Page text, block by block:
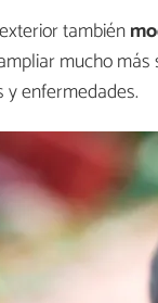
también
mucho
y enfermedades.